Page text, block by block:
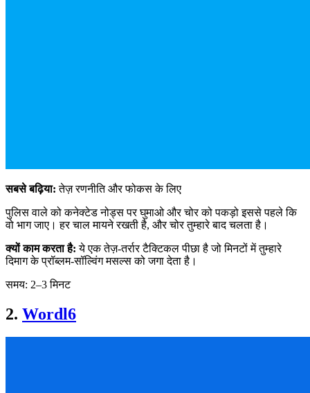
सबसे बढ़िया: तेज़ रणनीति और फोकस के लिए
पुलिस वाले को कनेक्टेड नोड्स पर घुमाओ और चोर को पकड़ो इससे पहले कि
वो भाग जाए। हर चाल मायने रखती है, और चोर तुम्हारे बाद चलता है।
क्यों काम करता है: ये एक तेज़-तर्रार टैक्टिकल पीछा है जो मिनटों में तुम्हारे
दिमाग के प्रॉब्लम-सॉल्विंग मसल्स को जगा देता है।
समय: 2–3 मिनट
2. Wordl6